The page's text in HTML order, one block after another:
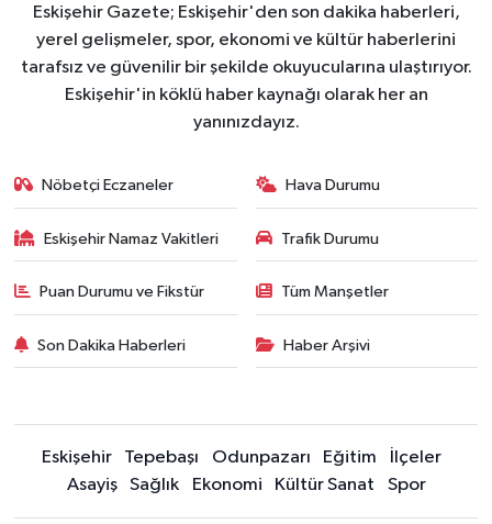
Eskişehir Gazete; Eskişehir'den son dakika haberleri,
yerel gelişmeler, spor, ekonomi ve kültür haberlerini
tarafsız ve güvenilir bir şekilde okuyucularına ulaştırıyor.
Eskişehir'in köklü haber kaynağı olarak her an
yanınızdayız.
Nöbetçi Eczaneler Hava Durumu
Eskişehir Namaz Vakitleri Trafik Durumu
Puan Durumu ve Fikstür Tüm Manşetler
Son Dakika Haberleri Haber Arşivi
Eskişehir Tepebaşı Odunpazarı Eğitim
İlçeler
Asayiş
Sağlık Ekonomi Kültür Sanat Spor